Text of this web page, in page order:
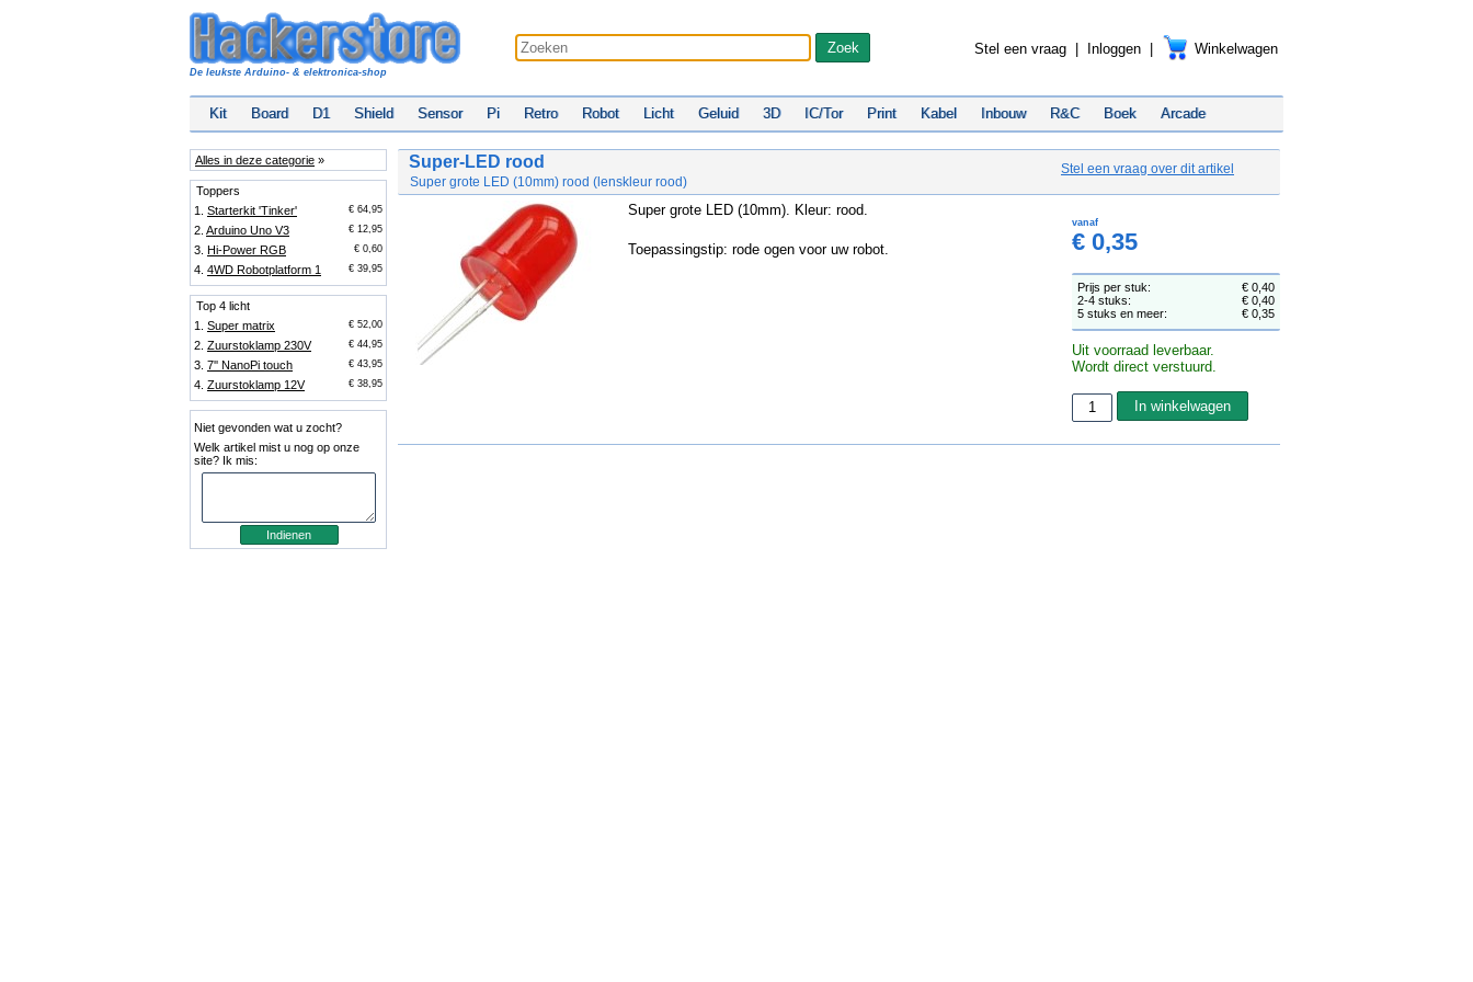
De leukste Arduino- & elektronica-shop
Stel een vraag Inloggen Winkelwagen
Kit Board D1 Shield Sensor Pi Retro Robot Licht Geluid 3D IC/Tor Print Kabel Inbouw R&C Boek Arcade
Alles in deze categorie »
Toppers
1. Starterkit 'Tinker' € 64,95
2. Arduino Uno V3 € 12,95
3. Hi-Power RGB € 0,60
4. 4WD Robotplatform 1 € 39,95
Top 4 licht
1. Super matrix € 52,00
2. Zuurstoklamp 230V € 44,95
3. 7'' NanoPi touch € 43,95
4. Zuurstoklamp 12V € 38,95
Niet gevonden wat u zocht?
Welk artikel mist u nog op onze
site? Ik mis:
Super-LED rood
Super grote LED (10mm) rood (lenskleur rood)
Stel een vraag over dit artikel
Super grote LED (10mm). Kleur: rood.
Toepassingstip: rode ogen voor uw robot.
vanaf
€ 0,35
Prijs per stuk:
€ 0,40
2-4 stuks:
€ 0,40
5 stuks en meer:
€ 0,35
Uit voorraad leverbaar.
Wordt direct verstuurd.